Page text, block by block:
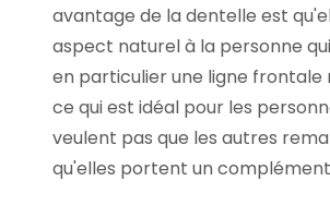
avantage de la dentelle est
aspect naturel à la personne
en particulier une ligne frontale
ce qui est idéal pour les
veulent pas que les autres
qu'elles portent un